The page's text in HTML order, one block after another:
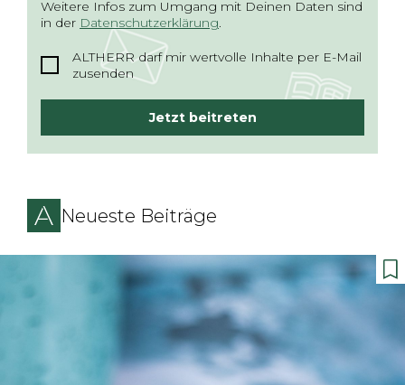
Weitere Infos zum Umgang mit Deinen Daten sind
in der Datenschutzerklärung.
ALTHERR darf mir wertvolle Inhalte per E-Mail
zusenden
Jetzt beitreten
Neueste Beiträge